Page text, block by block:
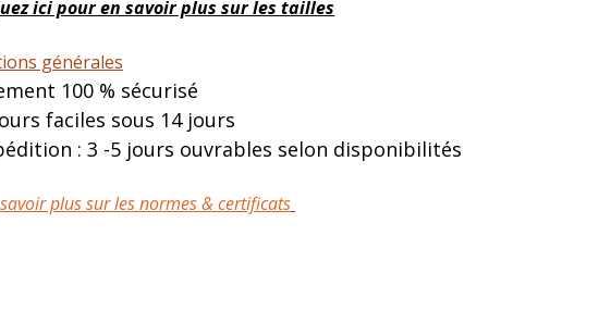
ici pour en savoir plus sur les tailles
générales
100 % sécurisé
faciles sous 14 jours
: 3 -5 jours ouvrables selon disponibilités
plus sur les normes & certificats